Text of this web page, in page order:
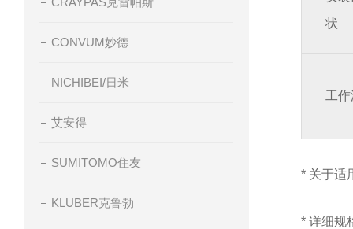
CONVUM妙德
NICHIBEI/日米
艾安得
SUMITOMO住友
KLUBER克鲁勃
状
工
* 关于适
* 详细规